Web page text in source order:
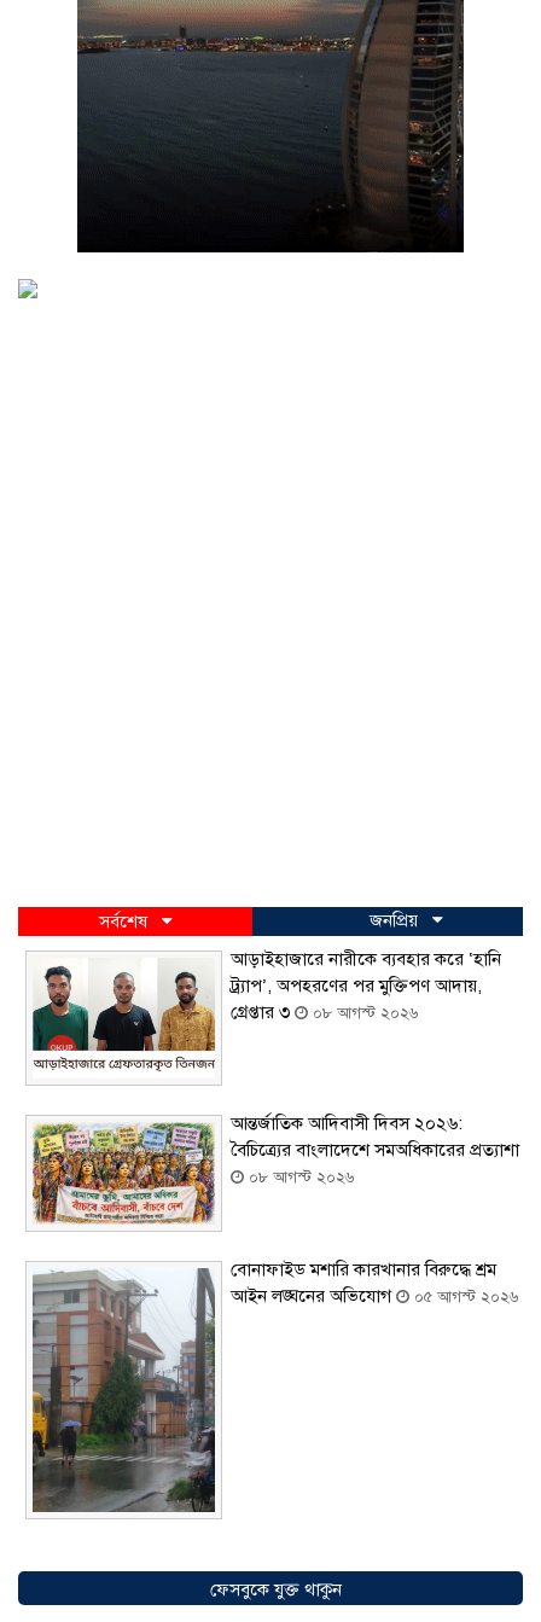
সর্বশেষ
জনপ্রিয়
আড়াইহাজারে নারীকে ব্যবহার করে ‘হানি
ট্র্যাপ’, অপহরণের পর মুক্তিপণ আদায়,
গ্রেপ্তার ৩
০৮ আগস্ট ২০২৬
আন্তর্জাতিক আদিবাসী দিবস ২০২৬:
বৈচিত্র্যের বাংলাদেশে সমঅধিকারের প্রত্যাশা
০৮ আগস্ট ২০২৬
বোনাফাইড মশারি কারখানার বিরুদ্ধে শ্রম
আইন লঙ্ঘনের অভিযোগ
০৫ আগস্ট ২০২৬
অগ্রযাত্রায় নতুন অধ্যায়, উদ্বোধন হলো ‘শিফা
মোহাম্মদিয়া ফিশারিজ’
০৫ আগস্ট ২০২৬
ফেসবুকে যুক্ত থাকুন